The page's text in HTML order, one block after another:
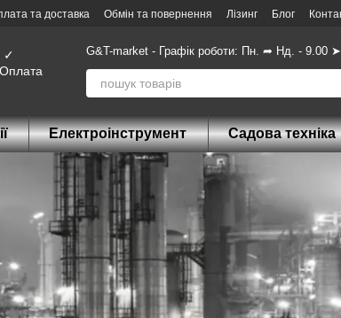
та доставка Обмін та повернення Лізинг Блог
G&T-market - Графік роботи: Пн. ➦ Нд. - 9.00 ➤
Електроінструмент Садова техніка